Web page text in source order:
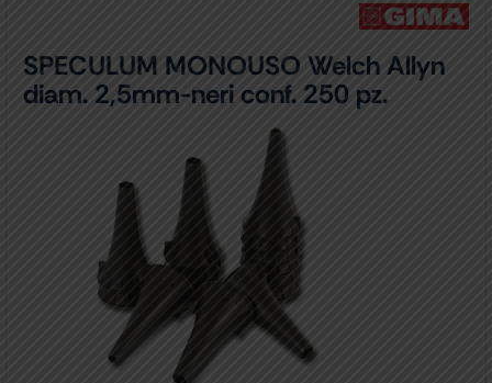
SPECULUM MONOUSO Welch Allyn
diam. 2,5mm-neri conf. 250 pz.